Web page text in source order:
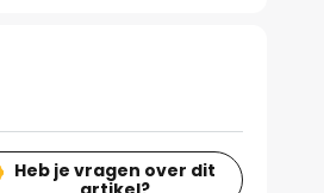
Heb je vragen over dit